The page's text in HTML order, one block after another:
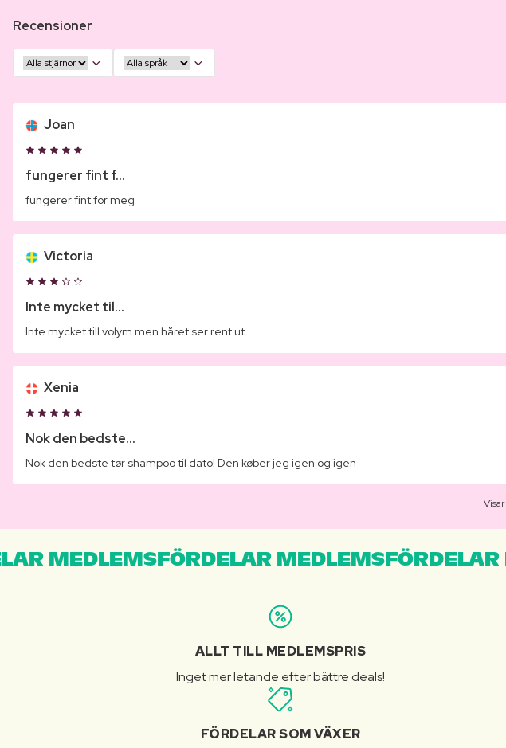
Recensioner
Joan
fungerer fint f...
fungerer fint for meg
Victoria
Inte mycket til...
Inte mycket till volym men håret ser rent ut
Xenia
Nok den bedste...
Nok den bedste tør shampoo til dato! Den køber jeg igen og igen
MEDLEMSFÖRDELAR
ALLT TILL MEDLEMSPRIS
Inget mer letande efter bättre deals!
FÖRDELAR SOM VÄXER